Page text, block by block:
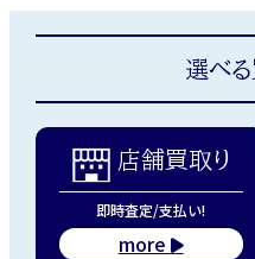
選べ
店舗買取り
即時査定/支払い!
more